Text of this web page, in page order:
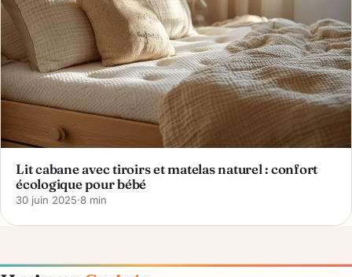
Lit cabane avec tiroirs et matelas naturel : confort
écologique pour bébé
30 juin 2025·8 min